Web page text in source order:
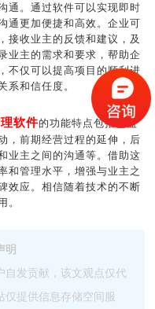
。通过软件可以实现即时
通更加便捷和高效。企业可
接收业主的反馈和建议，及
业主的需求和要求，帮助企
不仅可以提高项目的顺利进
系和信任度。
软件的功能特点包括覆盖
，前期经营过程的延伸，后
业主之间的沟通等。借助这
和管理水平，增强与业主之
效应。相信随着技术的不断
。
明
自发贡献，该文观点仅代
仅提供信息存储空间服